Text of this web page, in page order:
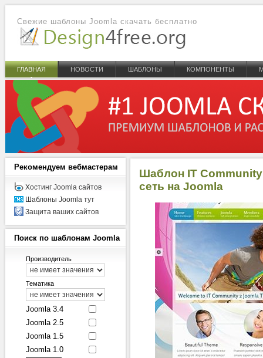
Свежие шаблоны Joomla скачать бесплатно
ГЛАВНАЯ НОВОСТИ ШАБЛОНЫ КОМПОНЕНТЫ
Шаблон IT
сеть на Joomla
Рекомендуем вебмастерам
Хостинг Joomla сайтов
Шаблоны Joomla тут
Защита ваших сайтов
Поиск по шаблонам Joomla
Производитель
Тематика
Joomla 3.4
Joomla 2.5
Joomla 1.5
Joomla 1.0